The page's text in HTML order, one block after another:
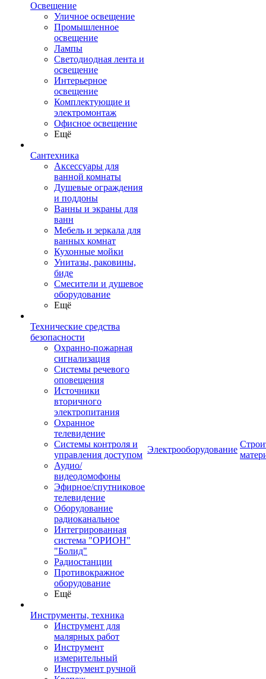
Освещение
Уличное освещение
Промышленное
освещение
Лампы
Светодиодная лента и
освещение
Интерьерное
освещение
Комплектующие и
электромонтаж
Офисное освещение
Ещё
Сантехника
Аксессуары для
ванной комнаты
Душевые ограждения
и поддоны
Ванны и экраны для
ванн
Мебель и зеркала для
ванных комнат
Кухонные мойки
Унитазы, раковины,
биде
Смесители и душевое
оборудование
Ещё
Технические средства
безопасности
Охранно-пожарная
сигнализация
Системы речевого
оповещения
Источники
вторичного
электропитания
Охранное
телевидение
Системы контроля и
управления доступом
Аудио/
видеодомофоны
Эфирное/спутниковое
телевидение
Оборудование
радиоканальное
Интегрированная
система "ОРИОН"
"Болид"
Радиостанции
Противокражное
оборудование
Ещё
Инструменты, техника
Инструмент для
малярных работ
Инструмент
измерительный
Инструмент ручной
Электрооборудование